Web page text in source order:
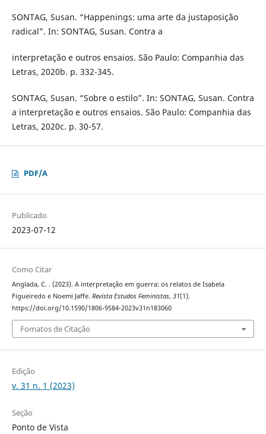
SONTAG, Susan. “Happenings: uma arte da justaposição
radical”. In: SONTAG, Susan. Contra a
interpretação e outros ensaios. São Paulo: Companhia das
Letras, 2020b. p. 332-345.
SONTAG, Susan. “Sobre o estilo”. In: SONTAG, Susan. Contra
a interpretação e outros ensaios. São Paulo: Companhia das
Letras, 2020c. p. 30-57.
PDF/A
Publicado
2023-07-12
Como Citar
Anglada, C. . (2023). A interpretação em guerra: os relatos de Isabela
Figueiredo e Noemi Jaffe. Revista Estudos Feministas, 31(1).
https://doi.org/10.1590/1806-9584-2023v31n183060
Fomatos de Citação
Edição
v. 31 n. 1 (2023)
Seção
Ponto de Vista